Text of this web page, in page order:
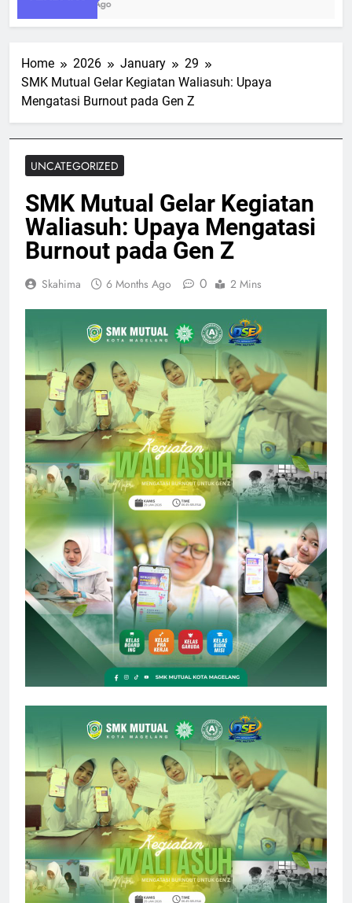
1 Week Ago
Home 2026 January
29
SMK Mutual Gelar Kegiatan Waliasuh: Upaya
Mengatasi Burnout pada Gen Z
UNCATEGORIZED
SMK Mutual Gelar Kegiatan
Waliasuh: Upaya Mengatasi
Burnout pada Gen Z
Skahima 6 Months Ago 0 2 Mins